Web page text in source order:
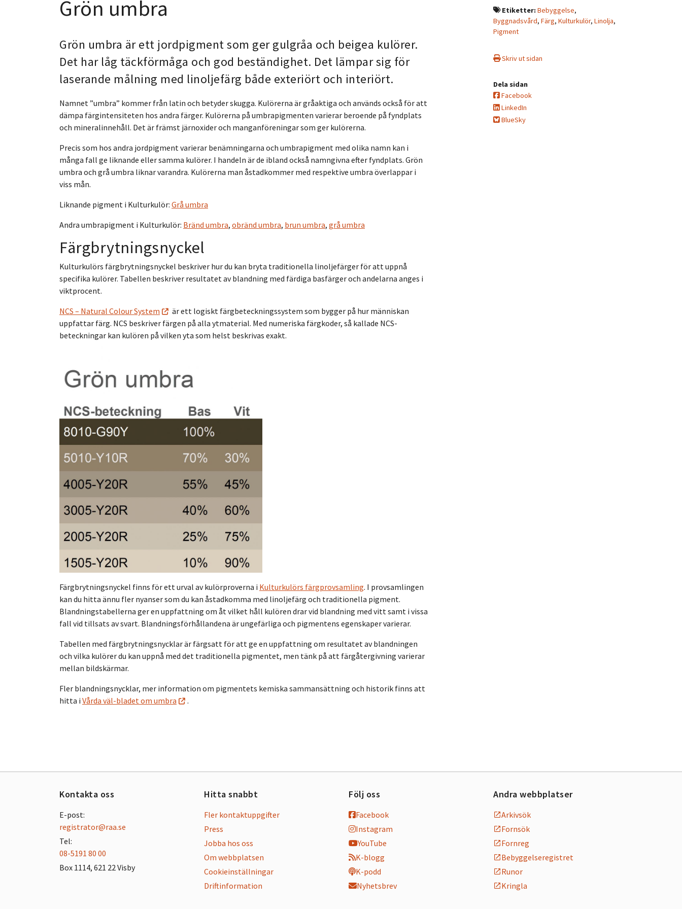
Grön umbra
Grön umbra är ett jordpigment som ger gulgråa och beigea kulörer.
Det har låg täckförmåga och god beständighet. Det lämpar sig för
laserande målning med linoljefärg både exteriört och interiört.
Namnet ”umbra” kommer från latin och betyder skugga. Kulörerna är gråaktiga och används också för att
dämpa färgintensiteten hos andra färger. Kulörerna på umbrapigmenten varierar beroende på fyndplats
och mineralinnehåll. Det är främst järnoxider och manganföreningar som ger kulörerna.
Precis som hos andra jordpigment varierar benämningarna och umbrapigment med olika namn kan i
många fall ge liknande eller samma kulörer. I handeln är de ibland också namngivna efter fyndplats. Grön
umbra och grå umbra liknar varandra. Kulörerna man åstadkommer med respektive umbra överlappar i
viss mån.
Liknande pigment i Kulturkulör: Grå umbra
Andra umbrapigment i Kulturkulör: Bränd umbra, obränd umbra, brun umbra, grå umbra
Färgbrytningsnyckel
Kulturkulörs färgbrytningsnyckel beskriver hur du kan bryta traditionella linoljefärger för att uppnå
specifika kulörer. Tabellen beskriver resultatet av blandning med färdiga basfärger och andelarna anges i
viktprocent.
NCS – Natural Colour System
är ett logiskt färgbeteckningssystem som bygger på hur människan
uppfattar färg. NCS beskriver färgen på alla ytmaterial. Med numeriska färgkoder, så kallade NCS-
beteckningar kan kulören på vilken yta som helst beskrivas exakt.
Färgbrytningsnyckel finns för ett urval av kulörproverna i Kulturkulörs färgprovsamling. I provsamlingen
kan du hitta ännu fler nyanser som du kan åstadkomma med linoljefärg och traditionella pigment.
Blandningstabellerna ger en uppfattning om åt vilket håll kulören drar vid blandning med vitt samt i vissa
fall vid tillsats av svart. Blandningsförhållandena är ungefärliga och pigmentens egenskaper varierar.
Tabellen med färgbrytningsnycklar är färgsatt för att ge en uppfattning om resultatet av blandningen
och vilka kulörer du kan uppnå med det traditionella pigmentet, men tänk på att färgåtergivning varierar
mellan bildskärmar.
Fler blandningsnycklar, mer information om pigmentets kemiska sammansättning och historik finns att
hitta i Vårda väl-bladet om umbra .
Etiketter:Bebyggelse,
Byggnadsvård, Färg, Kulturkulör, Linolja,
Pigment
Skriv ut sidan
Dela sidan
Facebook
LinkedIn
BlueSky
Kontakta oss
E-post:
registrator@raa.se
Tel:
08-5191 80 00
Box 1114, 621 22 Visby
Hitta snabbt
Fler kontaktuppgifter
Press
Jobba hos oss
Om webbplatsen
Cookieinställningar
Driftinformation
Följ oss
Facebook
Instagram
YouTube
K-blogg
K-podd
Nyhetsbrev
Andra webbplatser
Arkivsök
Fornsök
Fornreg
Bebyggelseregistret
Runor
Kringla